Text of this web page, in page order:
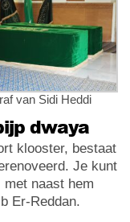
van Sidi Heddi
dwaya
klooster, bestaat
Je kunt
naast hem
Er-Reddan.